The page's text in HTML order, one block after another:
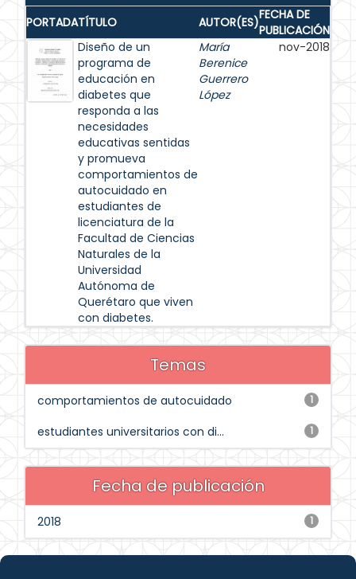
PORTADATÍTULO AUTOR(ES)FECHA DE
PUBLICACIÓN
Diseño de un
programa de
educación en
diabetes que
responda a las
necesidades
educativas sentidas
y promueva
comportamientos de
autocuidado en
estudiantes de
licenciatura de la
Facultad de Ciencias
Naturales de la
Universidad
Autónoma de
Querétaro que viven
con diabetes.
María
Berenice
Guerrero
López
nov-2018
Temas
1
comportamientos de autocuidado
1
estudiantes universitarios con di...
Fecha de publicación
1
2018